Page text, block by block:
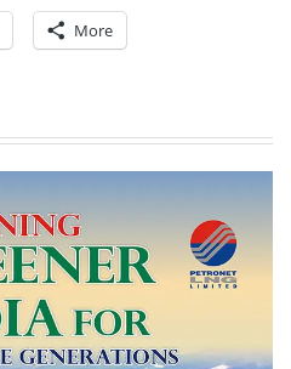
More